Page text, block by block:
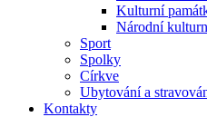
Kulturní
Národní
Sport
Spolky
Církve
Ubytování a
Kontakty